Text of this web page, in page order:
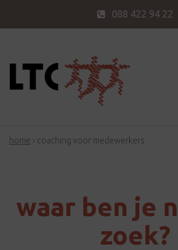
088 422 94 22
home › coaching voor medewerkers
waar ben je
zoek?